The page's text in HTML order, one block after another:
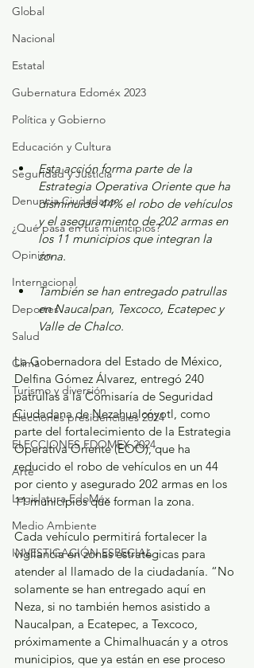
Global
Nacional
Estatal
Gubernatura Edoméx 2023
Política y Gobierno
Educación y Cultura
Seguridad y Justicia
Denuncia Ciudadana
¿Qué pasa en tus municipios?
Opinión
Internacional
Deportes
Salud
Clima
Turismo y diversión
Elecciones presidenciales 2024
ELECCIONES EDOMEX 2024
Arte
Legislatura EdoMéx
Medio Ambiente
INVESTIGACIÓN ESPECIAL
Esta acción forma parte de la
Estrategia Operativa Oriente que ha
disminuido 44% el robo de vehículos
y el aseguramiento de 202 armas en
los 11 municipios que integran la
zona.
También se han entregado patrullas
en Naucalpan, Texcoco, Ecatepec y
Valle de Chalco.
La Gobernadora del Estado de México,
Delfina Gómez Álvarez, entregó 240
patrullas a la Comisaría de Seguridad
Ciudadana de Nezahualcóyotl, como
parte del fortalecimiento de la Estrategia
Operativa Oriente (EOO), que ha
reducido el robo de vehículos en un 44
por ciento y asegurado 202 armas en los
11 municipios que forman la zona.
Cada vehículo permitirá fortalecer la
vigilancia en zonas estratégicas para
atender al llamado de la ciudadanía. “No
solamente se han entregado aquí en
Neza, si no también hemos asistido a
Naucalpan, a Ecatepec, a Texcoco,
próximamente a Chimalhuacán y a otros
municipios, que ya están en ese proceso